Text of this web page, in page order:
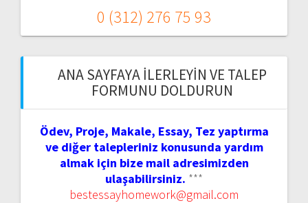
0 (312) 276 75 93
ANA SAYFAYA İLERLEYIN VE TALEP
FORMUNU DOLDURUN
Ödev, Proje, Makale, Essay, Tez yaptırma
ve diğer talepleriniz konusunda yardım
almak için bize mail adresimizden
ulaşabilirsiniz. ***
bestessayhomework@gmail.com